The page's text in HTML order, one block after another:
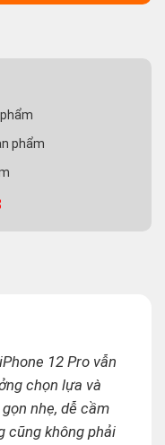
phẩm
12 Pro vẫn
chọn lựa và
nhẹ, dễ cầm
cũng không phải